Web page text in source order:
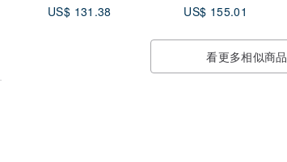
US$ 131.38
US$ 155.01
看更多相似商品